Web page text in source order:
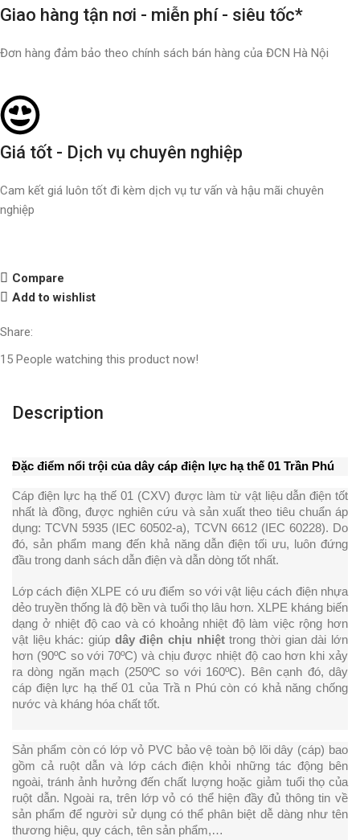
Giao hàng tận nơi - miễn phí - siêu tốc*
Đơn hàng đảm bảo theo chính sách bán hàng của ĐCN Hà Nội
Giá tốt - Dịch vụ chuyên nghiệp
Cam kết giá luôn tốt đi kèm dịch vụ tư vấn và hậu mãi chuyên
nghiệp
Compare
Add to wishlist
Share:
15 People watching this product now!
Description
Đặc điểm nổi trội của dây cáp điện lực hạ thế 01 Trần Phú
Cáp điện lực hạ thế 01 (CXV) được làm từ vật liệu dẫn điện tốt
nhất là đồng, được nghiên cứu và sản xuất theo tiêu chuẩn áp
dụng: TCVN 5935 (IEC 60502-a), TCVN 6612 (IEC 60228). Do
đó, sản phẩm mang đến khả năng dẫn điện tối ưu, luôn đứng
đầu trong danh sách dẫn điện và dẫn dòng tốt nhất.
Lớp cách điện XLPE có ưu điểm so với vật liệu cách điện nhựa
dẻo truyền thống là độ bền và tuổi thọ lâu hơn. XLPE kháng biến
dạng ở nhiệt độ cao và có khoảng nhiệt độ làm việc rộng hơn
vật liệu khác: giúp dây điện chịu nhiệt trong thời gian dài lớn
hơn (90ºC so với 70ºC) và chịu được nhiệt độ cao hơn khi xảy
ra dòng ngăn mạch (250ºC so với 160ºC). Bên cạnh đó, dây
cáp điện lực hạ thế 01 của Trầ n Phú còn có khả năng chống
nước và kháng hóa chất tốt.
Sản phẩm còn có lớp vỏ PVC bảo vệ toàn bộ lõi dây (cáp) bao
gồm cả ruột dẫn và lớp cách điện khỏi những tác động bên
ngoài, tránh ảnh hưởng đến chất lượng hoặc giảm tuổi thọ của
ruột dẫn. Ngoài ra, trên lớp vỏ có thể hiện đầy đủ thông tin về
sản phẩm để người sử dụng có thể phân biệt dễ dàng như tên
thương hiệu, quy cách, tên sản phẩm,…